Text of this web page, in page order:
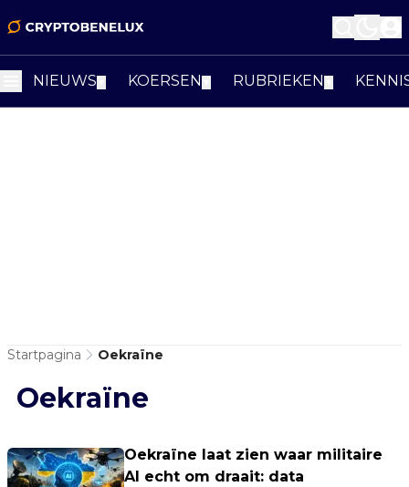
NIEUWS KOERSEN RUBRIEKEN
Startpagina Oekraïne
Oekraïne
Oekraïne laat zien waar militaire
AI echt om draait: data